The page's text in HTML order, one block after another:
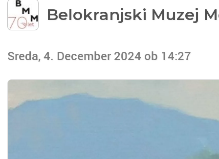
Belokranjski Muzej
Sreda, 4. December 2024 ob 14:27